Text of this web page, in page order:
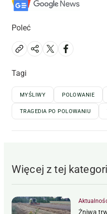
Poleć
Tagi
MYŚLIWY POLOWANIE
TRAGEDIA PO POLOWANIU
Więcej z tej
Żniwa